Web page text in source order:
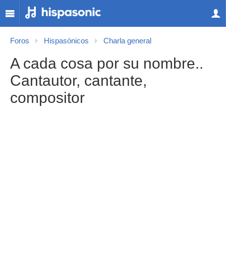
Foros Hispasónicos Charla general
A cada cosa por su nombre..
Cantautor, cantante,
compositor